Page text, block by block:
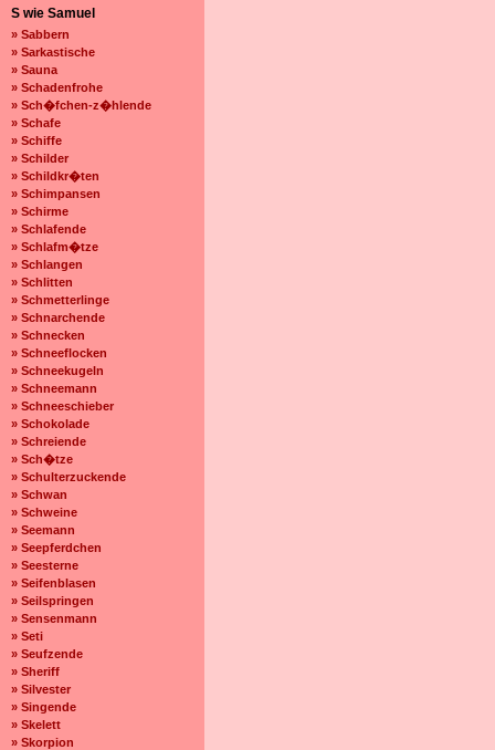
S wie Samuel
» Sabbern
» Sarkastische
» Sauna
» Schadenfrohe
» Sch�fchen-z�hlende
» Schafe
» Schiffe
» Schilder
» Schildkr�ten
» Schimpansen
» Schirme
» Schlafende
» Schlafm�tze
» Schlangen
» Schlitten
» Schmetterlinge
» Schnarchende
» Schnecken
» Schneeflocken
» Schneekugeln
» Schneemann
» Schneeschieber
» Schokolade
» Schreiende
» Sch�tze
» Schulterzuckende
» Schwan
» Schweine
» Seemann
» Seepferdchen
» Seesterne
» Seifenblasen
» Seilspringen
» Sensenmann
» Seti
» Seufzende
» Sheriff
» Silvester
» Singende
» Skelett
» Skorpion